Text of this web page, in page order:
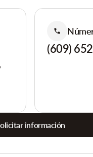
(609)
información